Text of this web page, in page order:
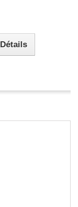
Détails